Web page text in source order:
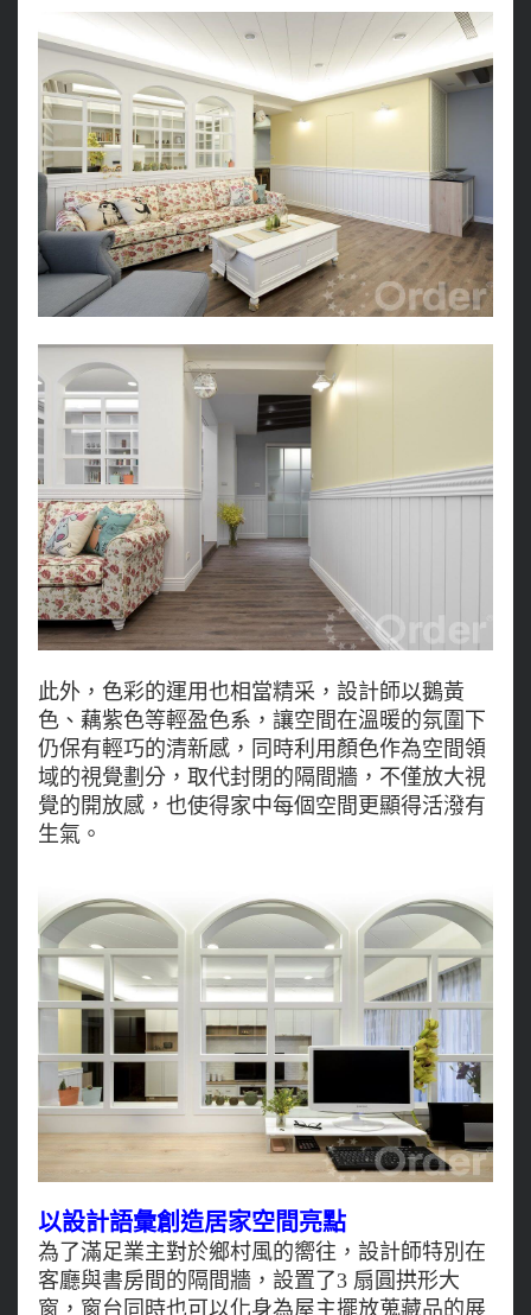
此外，色彩的運用也相當精采，設計師以鵝黃
色、藕紫色等輕盈色系，讓空間在溫暖的氛圍下
仍保有輕巧的清新感，同時利用顏色作為空間領
域的視覺劃分，取代封閉的隔間牆，不僅放大視
覺的開放感，也使得家中每個空間更顯得活潑有
生氣。
以設計語彙創造居家空間亮點
為了滿足業主對於鄉村風的嚮往，設計師特別在
客廳與書房間的隔間牆，設置了3 扇圓拱形大
窗，窗台同時也可以化身為屋主擺放蒐藏品的展